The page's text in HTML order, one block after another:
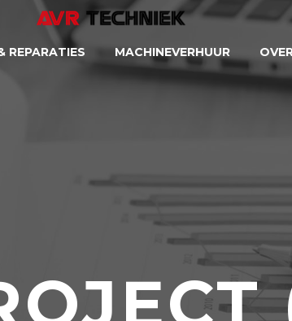
REPARATIES MACHINEVERHUUR